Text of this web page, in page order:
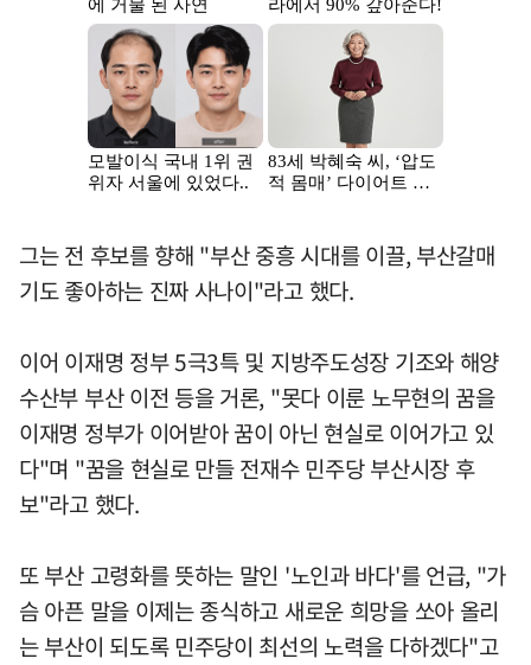
그는 전 후보를 향해 "부산 중흥 시대를 이끌, 부산갈매
기도 좋아하는 진짜 사나이"라고 했다.
이어 이재명 정부 5극3특 및 지방주도성장 기조와 해양
수산부 부산 이전 등을 거론, "못다 이룬 노무현의 꿈을
이재명 정부가 이어받아 꿈이 아닌 현실로 이어가고 있
다"며 "꿈을 현실로 만들 전재수 민주당 부산시장 후
보"라고 했다.
또 부산 고령화를 뜻하는 말인 '노인과 바다'를 언급, "가
슴 아픈 말을 이제는 종식하고 새로운 희망을 쏘아 올리
는 부산이 되도록 민주당이 최선의 노력을 다하겠다"고